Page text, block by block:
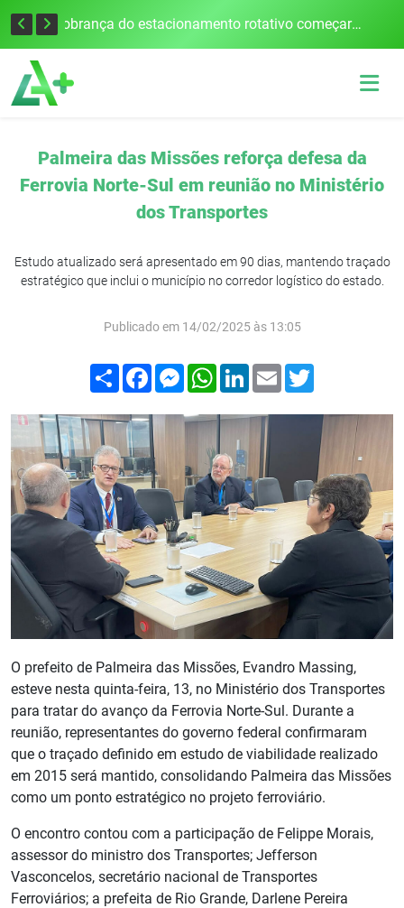
Empresário mantido como refém morre em acidente após assalto em Cerro Largo Cobrança do estacionamento rotativo começará em 10 dias em Frederico Westphalen
Palmeira das Missões reforça defesa da
Ferrovia Norte-Sul em reunião no Ministério
dos Transportes
Estudo atualizado será apresentado em 90 dias, mantendo traçado
estratégico que inclui o município no corredor logístico do estado.
Publicado em 14/02/2025 às 13:05
Compartilhar
FacebookMessenger
WhatsApp
LinkedIn
Email
O prefeito de Palmeira das Missões, Evandro Massing,
esteve nesta quinta-feira, 13, no Ministério dos Transportes
para tratar do avanço da Ferrovia Norte-Sul. Durante a
reunião, representantes do governo federal confirmaram
que o traçado definido em estudo de viabilidade realizado
em 2015 será mantido, consolidando Palmeira das Missões
como um ponto estratégico no projeto ferroviário.
O encontro contou com a participação de Felippe Morais,
assessor do ministro dos Transportes; Jefferson
Vasconcelos, secretário nacional de Transportes
Ferroviários; a prefeita de Rio Grande, Darlene Pereira